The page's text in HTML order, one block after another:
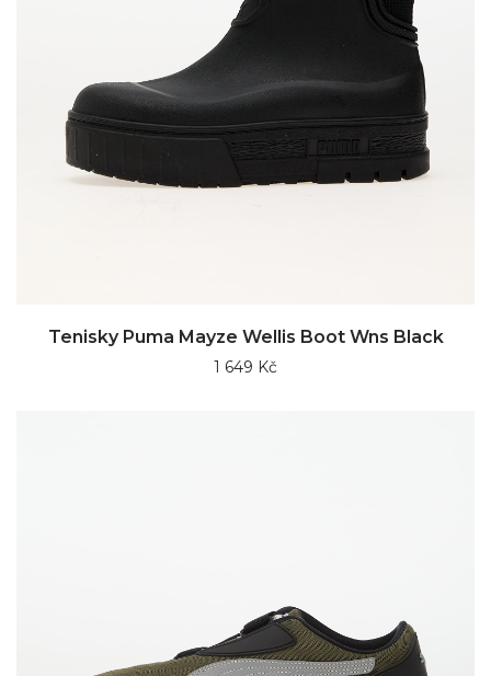
Tenisky Puma Mayze Wellis Boot Wns Black
1 649 Kč